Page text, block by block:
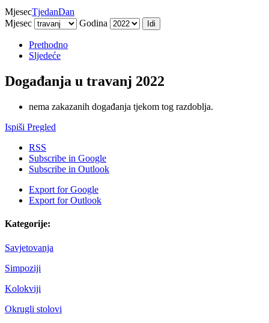
MjesecTjedanDan
Mjesec
Godina
Prethodno
Sljedeće
Događanja u travanj 2022
nema zakazanih događanja tjekom tog razdoblja.
Ispiši Pregled
RSS
Subscribe in Google
Subscribe in Outlook
Export forGoogle
Export forOutlook
Kategorije:
Savjetovanja
Simpoziji
Kolokviji
Okrugli stolovi